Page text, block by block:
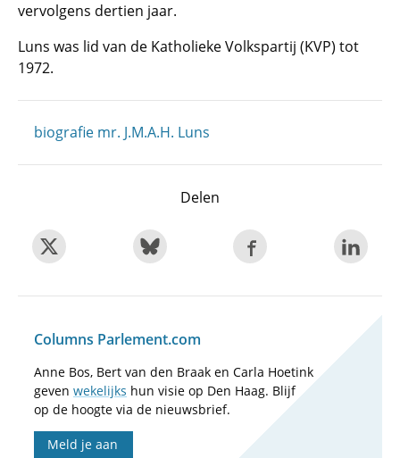
vervolgens dertien jaar.
Luns was lid van de Katholieke Volkspartij (KVP) tot
1972.
biografie mr. J.M.A.H. Luns
Delen
Columns Parlement.com
Anne Bos, Bert van den Braak en Carla Hoetink
geven wekelijks hun visie op Den Haag. Blijf
op de hoogte via de nieuwsbrief.
Meld je aan